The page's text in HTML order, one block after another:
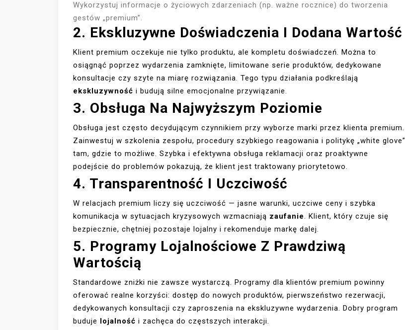
Wykorzystuj informacje o życiowych zdarzeniach (np. ważne rocznice) do tworzenia
gestów „premium”.
2. Ekskluzywne Doświadczenia I Dodana Wartość
Klient premium oczekuje nie tylko produktu, ale kompletu doświadczeń. Można to
osiągnąć poprzez wydarzenia zamknięte, limitowane serie produktów, dedykowane
konsultacje czy szyte na miarę rozwiązania. Tego typu działania podkreślają
ekskluzywność i budują silne emocjonalne przywiązanie.
3. Obsługa Na Najwyższym Poziomie
Obsługa jest często decydującym czynnikiem przy wyborze marki przez klienta premium.
Zainwestuj w szkolenia zespołu, procedury szybkiego reagowania i politykę „white glove”
tam, gdzie to możliwe. Szybka i efektywna obsługa reklamacji oraz proaktywne
podejście do problemów pokazują, że klient jest traktowany priorytetowo.
4. Transparentność I Uczciwość
W relacjach premium liczy się uczciwość — jasne warunki, uczciwe ceny i szybka
komunikacja w sytuacjach kryzysowych wzmacniają zaufanie. Klient, który czuje się
bezpiecznie, chętniej pozostaje lojalny i rekomenduje markę dalej.
5. Programy Lojalnościowe Z Prawdziwą
Wartością
Standardowe zniżki nie zawsze wystarczą. Programy dla klientów premium powinny
oferować realne korzyści: dostęp do nowych produktów, pierwszeństwo rezerwacji,
dedykowanych konsultacji czy zaproszenia na ekskluzywne wydarzenia. Dobry program
buduje lojalność i zachęca do częstszych interakcji.